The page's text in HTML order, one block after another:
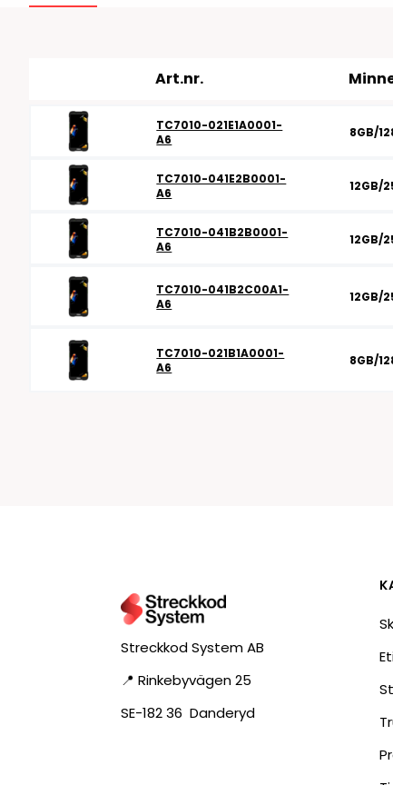
Art.nr.
TC7010-021E1A0001-
A6
8GB/
TC7010-041E2B0001-
A6
12GB/
TC7010-041B2B0001-
A6
12GB/
TC7010-041B2C00A1-
A6
12GB/
TC7010-021B1A0001-
A6
8GB/
Streckkod System AB
📍 Rinkebyvägen 25
SE-182 36 Danderyd